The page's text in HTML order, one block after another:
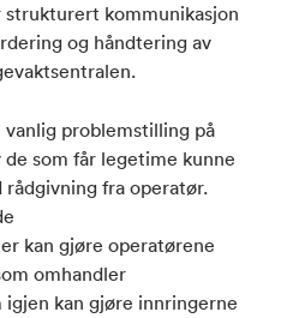
kommunikasjon
og håndtering av
problemstilling på
som får legetime kunne
fra operatør.
kan gjøre operatørene
omhandler
kan gjøre innringerne